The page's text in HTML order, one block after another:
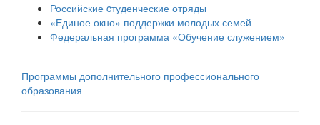
Российские cтуденческие отряды
«Единое окно» поддержки молодых семей
Федеральная программа «Обучение служением»
Программы дополнительного профессионального
образования